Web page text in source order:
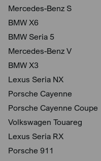
Mercedes-Benz S
BMW X6
BMW Seria 5
Mercedes-Benz V
BMW X3
Lexus Seria NX
Porsche Cayenne
Porsche Cayenne Coupe
Volkswagen Touareg
Lexus Seria RX
Porsche 911